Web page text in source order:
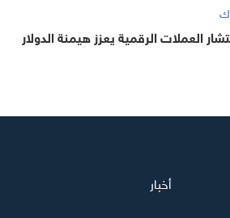
العملات الرقمية يعزز هيمنة الدولار
أخبار